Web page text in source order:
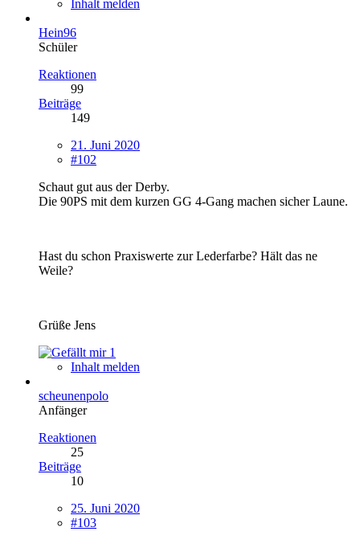
Inhalt melden
Hein96
Schüler
Reaktionen
99
Beiträge
149
21. Juni 2020
#102
Schaut gut aus der Derby.
Die 90PS mit dem kurzen GG 4-Gang machen sicher Laune.
Hast du schon Praxiswerte zur Lederfarbe? Hält das ne
Weile?
Grüße Jens
1
Inhalt melden
scheunenpolo
Anfänger
Reaktionen
25
Beiträge
10
25. Juni 2020
#103